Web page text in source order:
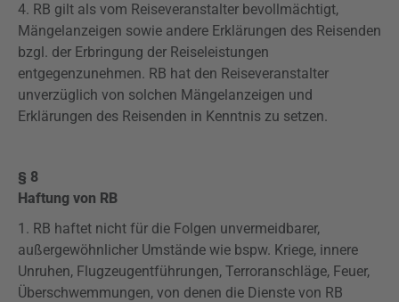
4. RB gilt als vom Reiseveranstalter bevollmächtigt,
Mängelanzeigen sowie andere Erklärungen des Reisenden
bzgl. der Erbringung der Reiseleistungen
entgegenzunehmen. RB hat den Reiseveranstalter
unverzüglich von solchen Mängelanzeigen und
Erklärungen des Reisenden in Kenntnis zu setzen.
§ 8
Haftung von RB
1. RB haftet nicht für die Folgen unvermeidbarer,
außergewöhnlicher Umstände wie bspw. Kriege, innere
Unruhen, Flugzeugentführungen, Terroranschläge, Feuer,
Überschwemmungen, von denen die Dienste von RB